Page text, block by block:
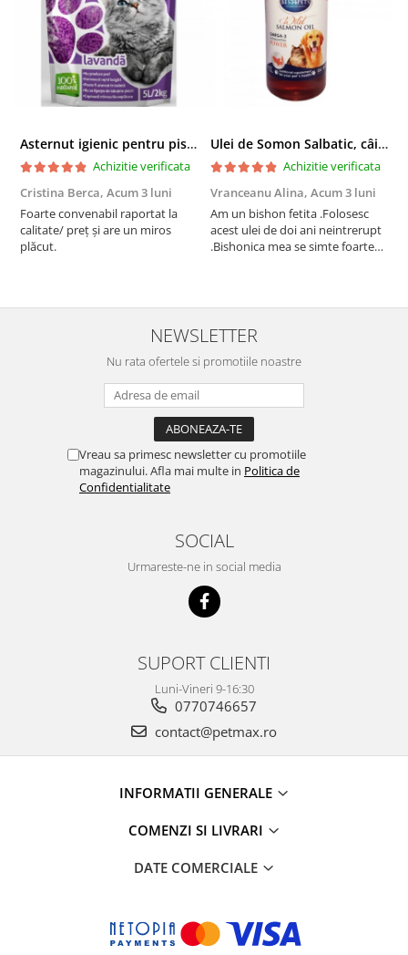
Asternut igienic pentru pisici Tofu Lavanda, Mon Petit 5 l
Achizitie verificata
Cristina Berca, Acum 3 luni
Foarte convenabil raportat la
calitate/ preț și are un miros
plăcut.
Ulei de Somon Salbatic, câini și pisici, piele si blană, BEST4PETS, 1l
Achizitie verificata
Vranceanu Alina, Acum 3 luni
Am un bishon fetita .Folosesc
acest ulei de doi ani neintrerupt
.Bishonica mea se simte foarte
recomand cu mult drag !
NEWSLETTER
Nu rata ofertele si promotiile noastre
Vreau sa primesc newsletter cu promotiile
magazinului. Afla mai multe in Politica de
Confidentialitate
SOCIAL
Urmareste-ne in social media
SUPORT CLIENTI
Luni-Vineri 9-16:30
0770746657
contact@petmax.ro
INFORMATII GENERALE
COMENZI SI LIVRARI
DATE COMERCIALE